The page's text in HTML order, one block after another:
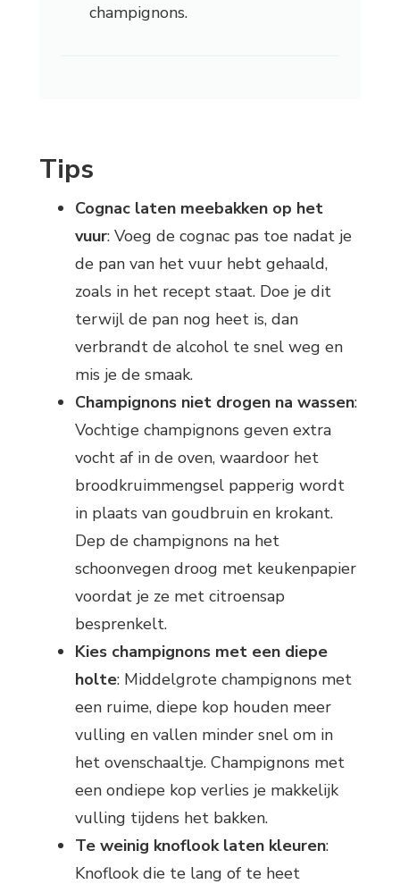
champignons.
Tips
Cognac laten meebakken op het
vuur: Voeg de cognac pas toe nadat je
de pan van het vuur hebt gehaald,
zoals in het recept staat. Doe je dit
terwijl de pan nog heet is, dan
verbrandt de alcohol te snel weg en
mis je de smaak.
Champignons niet drogen na wassen:
Vochtige champignons geven extra
vocht af in de oven, waardoor het
broodkruimmengsel papperig wordt
in plaats van goudbruin en krokant.
Dep de champignons na het
schoonvegen droog met keukenpapier
voordat je ze met citroensap
besprenkelt.
Kies champignons met een diepe
holte: Middelgrote champignons met
een ruime, diepe kop houden meer
vulling en vallen minder snel om in
het ovenschaaltje. Champignons met
een ondiepe kop verlies je makkelijk
vulling tijdens het bakken.
Te weinig knoflook laten kleuren:
Knoflook die te lang of te heet